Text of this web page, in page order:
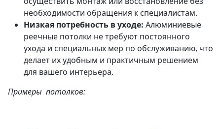
необходимости обращения к специалистам.
Низкая потребность в уходе: Алюминиевые
реечные потолки не требуют постоянного
ухода и специальных мер по обслуживанию, что
делает их удобным и практичным решением
для вашего интерьера.
Примеры потолков: